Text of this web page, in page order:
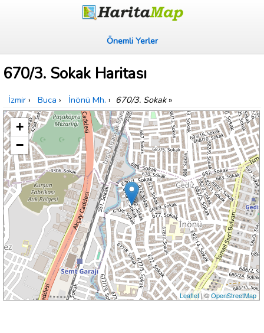
Önemli Yerler
670/3. Sokak Haritası
İzmir › Buca › İnönü Mh. › 670/3. Sokak»
+
−
Leaflet| ©OpenStreetMap